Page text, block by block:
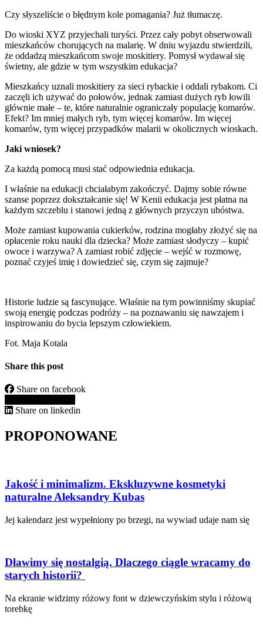
Czy słyszeliście o błędnym kole pomagania? Już tłumaczę.
Do wioski XYZ przyjechali turyści. Przez cały pobyt obserwowali
mieszkańców chorujących na malarię. W dniu wyjazdu stwierdzili,
że oddadzą mieszkańcom swoje moskitiery. Pomysł wydawał się
świetny, ale gdzie w tym wszystkim edukacja?
Mieszkańcy uznali moskitiery za sieci rybackie i oddali rybakom. Ci
zaczęli ich używać do połowów, jednak zamiast dużych ryb łowili
głównie małe – te, które naturalnie ograniczały populację komarów.
Efekt? Im mniej małych ryb, tym więcej komarów. Im więcej
komarów, tym więcej przypadków malarii w okolicznych wioskach.
Jaki wniosek?
Za każdą pomocą musi stać odpowiednia edukacja.
I właśnie na edukacji chciałabym zakończyć. Dajmy sobie równe
szanse poprzez dokształcanie się! W Kenii edukacja jest płatna na
każdym szczeblu i stanowi jedną z głównych przyczyn ubóstwa.
Może zamiast kupowania cukierków, rodzina mogłaby złożyć się na
opłacenie roku nauki dla dziecka? Może zamiast słodyczy – kupić
owoce i warzywa? A zamiast robić zdjęcie – wejść w rozmowę,
poznać czyjeś imię i dowiedzieć się, czym się zajmuje?
Historie ludzie są fascynujące. Właśnie na tym powinniśmy skupiać
swoją energię podczas podróży – na poznawaniu się nawzajem i
inspirowaniu do bycia lepszym człowiekiem.
Fot. Maja Kotala
Share this post
Share on facebook
Share on linkedin
PROPONOWANE
Jakość i minimalizm. Ekskluzywne kosmetyki
naturalne Aleksandry Kubas
Jej kalendarz jest wypełniony po brzegi, na wywiad udaje nam się
Dławimy się nostalgią. Dlaczego ciągle wracamy do
starych historii?
Na ekranie widzimy różowy font w dziewczyńskim stylu i różową
torebkę